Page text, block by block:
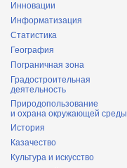
Инновации
Информатизация
Статистика
География
Пограничная зона
Градостроительная
деятельность
Природопользование
и охрана окружающей среды
История
Казачество
Культура и искусство